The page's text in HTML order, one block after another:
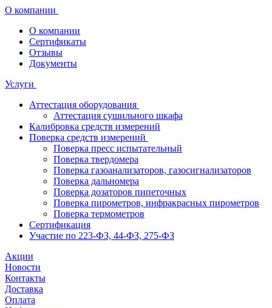
О компании
О компании
Сертификаты
Отзывы
Документы
Услуги
Аттестация оборудования
Аттестация сушильного шкафа
Калибровка средств измерений
Поверка средств измерений
Поверка пресс испытательный
Поверка твердомера
Поверка газоанализаторов, газосигнализаторов
Поверка дальномера
Поверка дозаторов пипеточных
Поверка пирометров, инфракрасных пирометров
Поверка термометров
Сертификация
Участие по 223-ФЗ, 44-ФЗ, 275-ФЗ
Акции
Новости
Контакты
Доставка
Оплата